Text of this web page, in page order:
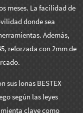
meses. La facilidad de
donde sea
Además,
reforzada con 2mm de
sus lonas BESTEX
según las leyes
clave como